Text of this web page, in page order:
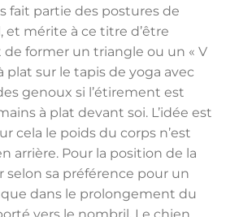
fait partie des postures de
et mérite à ce titre d’être
former un triangle ou un « V
plat sur le tapis de yoga avec
genoux si l’étirement est
à plat devant soi. L’idée est
cela le poids du corps n’est
arrière. Pour la position de la
selon sa préférence pour un
dans le prolongement du